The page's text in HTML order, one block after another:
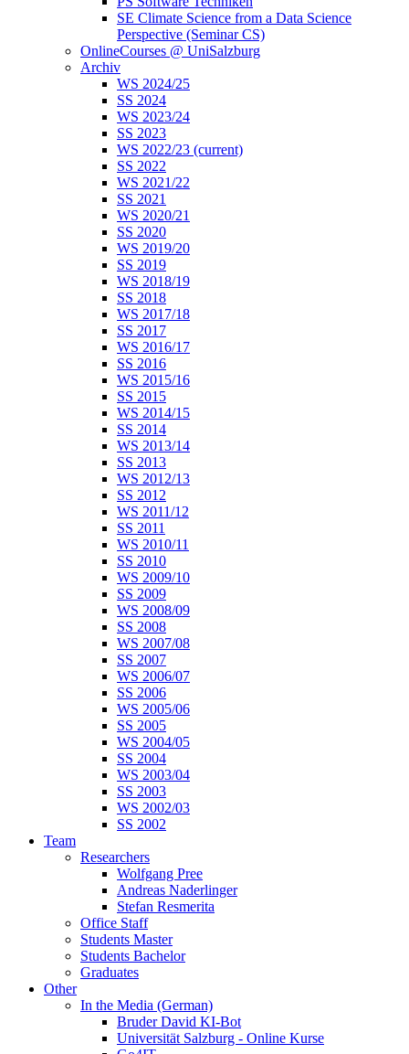
SE Climate Science from a Data Science
Perspective (Seminar CS)
OnlineCourses @ UniSalzburg
Archiv
WS 2024/25
SS 2024
WS 2023/24
SS 2023
WS 2022/23 (current)
SS 2022
WS 2021/22
SS 2021
WS 2020/21
SS 2020
WS 2019/20
SS 2019
WS 2018/19
SS 2018
WS 2017/18
SS 2017
WS 2016/17
SS 2016
WS 2015/16
SS 2015
WS 2014/15
SS 2014
WS 2013/14
SS 2013
WS 2012/13
SS 2012
WS 2011/12
SS 2011
WS 2010/11
SS 2010
WS 2009/10
SS 2009
WS 2008/09
SS 2008
WS 2007/08
SS 2007
WS 2006/07
SS 2006
WS 2005/06
SS 2005
WS 2004/05
SS 2004
WS 2003/04
SS 2003
WS 2002/03
SS 2002
Team
Researchers
Wolfgang Pree
Andreas Naderlinger
Stefan Resmerita
Office Staff
Students Master
Students Bachelor
Graduates
Other
In the Media (German)
Bruder David KI-Bot
Universität Salzburg - Online Kurse